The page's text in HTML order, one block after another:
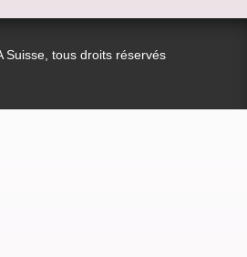
Suisse, tous droits réservés